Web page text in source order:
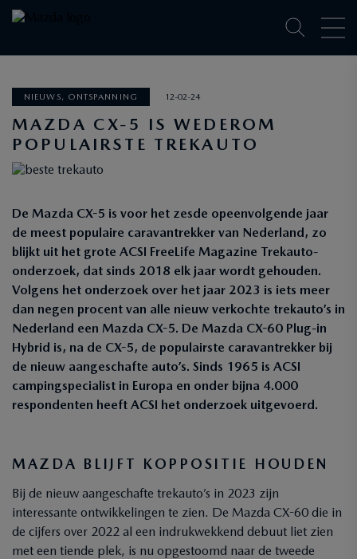
NIEUWS, ONTSPANNING 12-02-24
MAZDA CX-5 IS WEDEROM
POPULAIRSTE TREKAUTO
De Mazda CX-5 is voor het zesde opeenvolgende jaar
de meest populaire caravantrekker van Nederland, zo
blijkt uit het grote ACSI FreeLife Magazine Trekauto-
onderzoek, dat sinds 2018 elk jaar wordt gehouden.
Volgens het onderzoek over het jaar 2023 is iets meer
dan negen procent van alle nieuw verkochte trekauto’s in
Nederland een Mazda CX-5. De Mazda CX-60 Plug-in
Hybrid is, na de CX-5, de populairste caravantrekker bij
de nieuw aangeschafte auto’s. Sinds 1965 is ACSI
campingspecialist in Europa en onder bijna 4.000
respondenten heeft ACSI het onderzoek uitgevoerd.
MAZDA BLIJFT KOPPOSITIE HOUDEN
Bij de nieuw aangeschafte trekauto’s in 2023 zijn
interessante ontwikkelingen te zien. De Mazda CX-60 die in
de cijfers over 2022 al een indrukwekkend debuut liet zien
met een tiende plek, is nu opgestoomd naar de tweede